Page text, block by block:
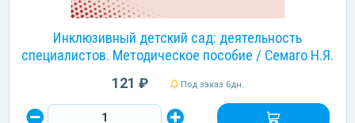
Инклюзивный детский сад: деятельность
специалистов. Методическое пособие / Семаго Н.Я.
121 ₽ Под заказ 6дн.